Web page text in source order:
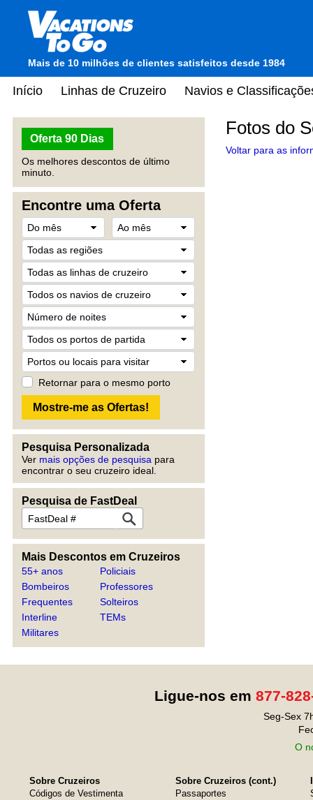
Mais de 10 milhões de clientes satisfeitos desde 1984
Início Linhas de Cruzeiro Navios e
Oferta 90 Dias
Os melhores descontos de último
minuto.
Encontre uma Oferta
Retornar para o mesmo porto
Pesquisa Personalizada
Ver mais opções de pesquisa para
encontrar o seu cruzeiro ideal.
Pesquisa de FastDeal
Mais Descontos em Cruzeiros
55+ anos
Bombeiros
Frequentes
Interline
Militares
Policiais
Professores
Solteiros
TEMs
Fotos do
Voltar para as
Ligue-nos em 877-
Seg-Sex
O
Sobre Cruzeiros
Códigos de Vestimenta
Sobre Cruzeiros (cont.)
Passaportes